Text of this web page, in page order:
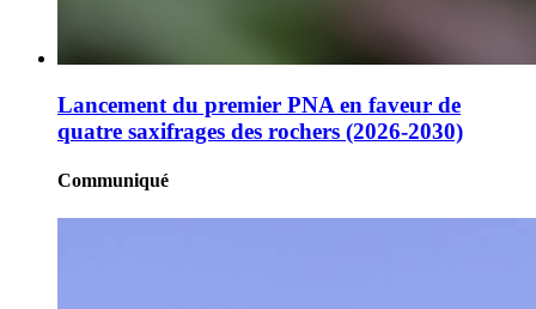
Lancement du premier PNA en faveur de
quatre saxifrages des rochers (2026-2030)
Communiqué